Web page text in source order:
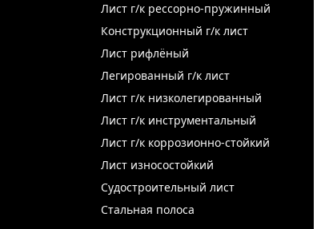
Лист г/к рессорно-пружинный
Конструкционный г/к лист
Лист рифлёный
Легированный г/к лист
Лист г/к низколегированный
Лист г/к инструментальный
Лист г/к коррозионно-стойкий
Лист износостойкий
Судостроительный лист
Стальная полоса